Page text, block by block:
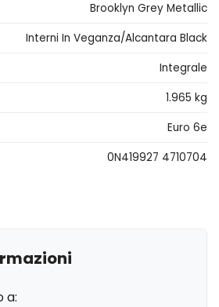
Brooklyn Grey Metallic
Interni In Veganza/Alcantara Black
Integrale
1.965 kg
Euro 6e
0N419927 4710704
a: